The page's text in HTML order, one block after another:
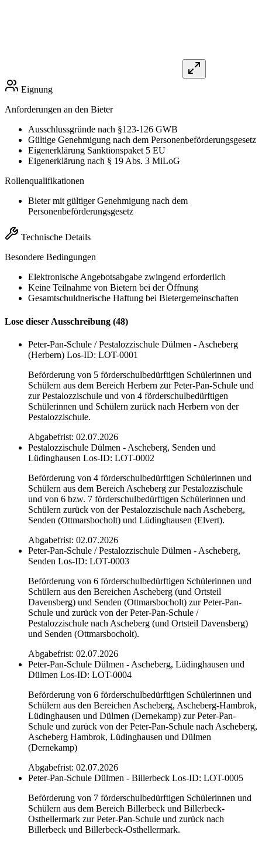
Eignung
Anforderungen an den Bieter
Ausschlussgründe nach §123-126 GWB
Gültige Genehmigung nach dem Personenbeförderungsgesetz
Eigenerklärung Sanktionspaket 5 EU
Eigenerklärung nach § 19 Abs. 3 MiLoG
Rollenqualifikationen
Bieter mit gültiger Genehmigung nach dem
Personenbeförderungsgesetz
Technische Details
Besondere Bedingungen
Elektronische Angebotsabgabe zwingend erforderlich
Keine Teilnahme von Bietern bei der Öffnung
Gesamtschuldnerische Haftung bei Bietergemeinschaften
Lose dieser Ausschreibung (48)
Peter-Pan-Schule / Pestalozzischule Dülmen - Ascheberg
(Herbern) Los-ID: LOT-0001
Beförderung von 5 förderschulbedürftigen Schülerinnen und
Schülern aus dem Bereich Herbern zur Peter-Pan-Schule und
zur Pestalozzischule und von 4 förderschulbedürftigen
Schülerinnen und Schülern zurück nach Herbern von der
Pestalozzischule.
Abgabefrist: 02.07.2026
Pestalozzischule Dülmen - Ascheberg, Senden und
Lüdinghausen Los-ID: LOT-0002
Beförderung von 4 förderschulbedürftigen Schülerinnen und
Schülern aus dem Bereich Ascheberg zur Pestalozzischule
und von 6 bzw. 7 förderschulbedürftigen Schülerinnen und
Schülern zurück von der Pestalozzischule nach Ascheberg,
Senden (Ottmarsbocholt) und Lüdinghausen (Elvert).
Abgabefrist: 02.07.2026
Peter-Pan-Schule / Pestalozzischule Dülmen - Ascheberg,
Senden Los-ID: LOT-0003
Beförderung von 6 förderschulbedürftigen Schülerinnen und
Schülern aus den Bereichen Ascheberg (und Ortsteil
Davensberg) und Senden (Ottmarsbocholt) zur Peter-Pan-
Schule und zurück von der Peter-Pan-Schule /
Pestalozzischule nach Ascheberg (und Ortsteil Davensberg)
und Senden (Ottmarsbocholt).
Abgabefrist: 02.07.2026
Peter-Pan-Schule Dülmen - Ascheberg, Lüdinghausen und
Dülmen Los-ID: LOT-0004
Beförderung von 6 förderschulbedürftigen Schülerinnen und
Schülern aus den Bereichen Ascheberg, Ascheberg-Hambrok,
Lüdinghausen und Dülmen (Dernekamp) zur Peter-Pan-
Schule und zurück von der Peter-Pan-Schule nach Ascheberg,
Ascheberg Hambrok, Lüdinghausen und Dülmen
(Dernekamp)
Abgabefrist: 02.07.2026
Peter-Pan-Schule Dülmen - Billerbeck Los-ID: LOT-0005
Beförderung von 7 förderschulbedürftigen Schülerinnen und
Schülern aus dem Bereich Billerbeck und Billerbeck-
Osthellermark zur Peter-Pan-Schule und zurück nach
Billerbeck und Billerbeck-Osthellermark.